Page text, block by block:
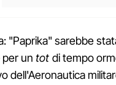
"Paprika" sarebbe
per un tot di tempo
dell'Aeronautica